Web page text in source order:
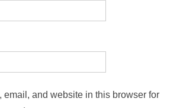
email, and website in this browser for